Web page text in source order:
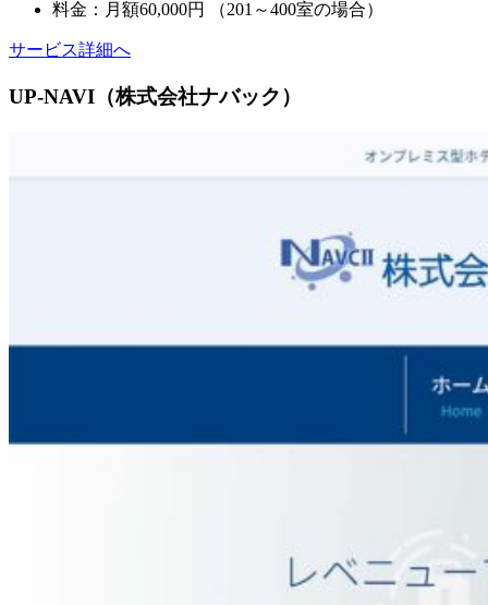
料金：月額60,000円 （201～400室の場合）
サービス詳細へ
UP-NAVI（株式会社ナバック）